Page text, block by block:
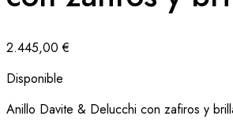
2.445,00€
Disponible
Anillo Davite & Delucchi con zafiros y